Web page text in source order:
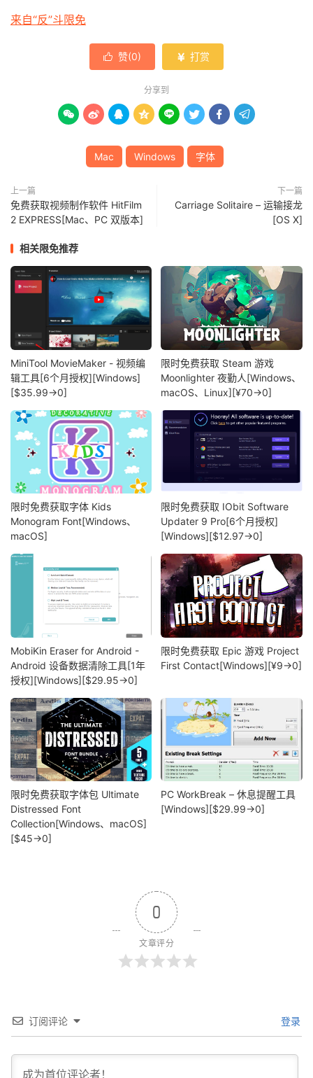
来自“反”斗限免
 赞(0)  打赏
分享到
       
Mac Windows 字体
上一篇
免费获取视频制作软件 HitFilm
2 EXPRESS[Mac、PC 双版本]
下一篇
Carriage Solitaire – 运输接龙
[OS X]
相关限免推荐
MiniTool MovieMaker - 视频编
辑工具[6个月授权][Windows]
[$35.99→0]
限时免费获取 Steam 游戏
Moonlighter 夜勤人[Windows、
macOS、Linux][¥70→0]
限时免费获取字体 Kids
Monogram Font[Windows、
macOS]
限时免费获取 IObit Software
Updater 9 Pro[6个月授权]
[Windows][$12.97→0]
MobiKin Eraser for Android -
Android 设备数据清除工具[1年
授权][Windows][$29.95→0]
限时免费获取 Epic 游戏 Project
First Contact[Windows][¥9→0]
限时免费获取字体包 Ultimate
Distressed Font
Collection[Windows、macOS]
[$45→0]
PC WorkBreak – 休息提醒工具
[Windows][$29.99→0]
0
文章评分
订阅评论 登录